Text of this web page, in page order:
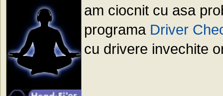
am ciocnit cu asa
programa Driver
cu drivere invechite